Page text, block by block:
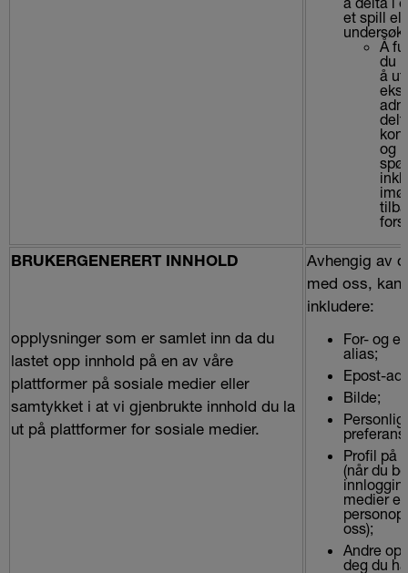
et spill
Å
du
å
og
BRUKERGENERERT INNHOLD
opplysninger som er samlet inn da du
lastet opp innhold på en av våre
plattformer på sosiale medier eller
samtykket i at vi gjenbrukte innhold du la
ut på plattformer for sosiale medier.
Avhengig av
med oss, kan
inkludere:
For- og
alias;
Epost-
Bilde;
Profil på
(når du
medier
oss);
Andre
deg du